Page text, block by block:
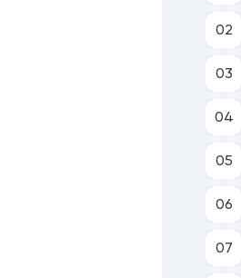
02
03
04
05
06
07